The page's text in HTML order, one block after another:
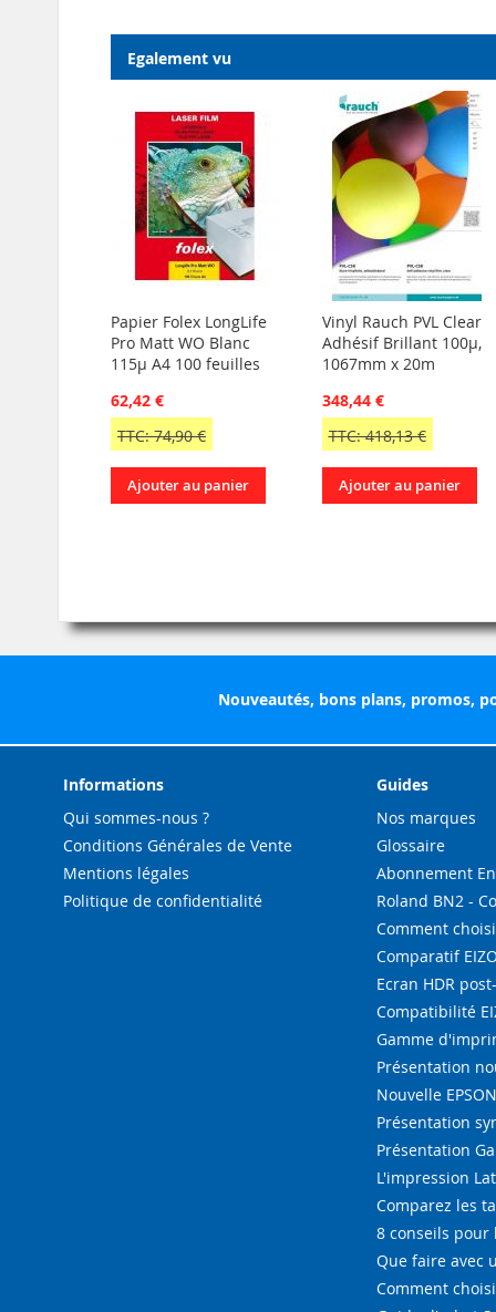
Egalement vu
Papier Folex LongLife
Pro Matt WO Blanc
115µ A4 100 feuilles
62,42 €
TTC: 74,90 €
Ajouter au panier
Vinyl Rauch PVL Clear
Adhésif Brillant 100µ,
1067mm x 20m
348,44 €
TTC: 418,13 €
Ajouter au panier
Nouveautés, bons plans, promos,
Informations
Qui sommes-nous ?
Conditions Générales de Vente
Mentions légales
Politique de confidentialité
Guides
Nos marques
Glossaire
Abonnement
Roland BN2 -
Comment
Comparatif EIZO
Ecran HDR
Compatibilité
Gamme
Présentation
Nouvelle
Présentation
Présentation
L'impression
Comparez les
8 conseils pour
Que faire avec
Comment